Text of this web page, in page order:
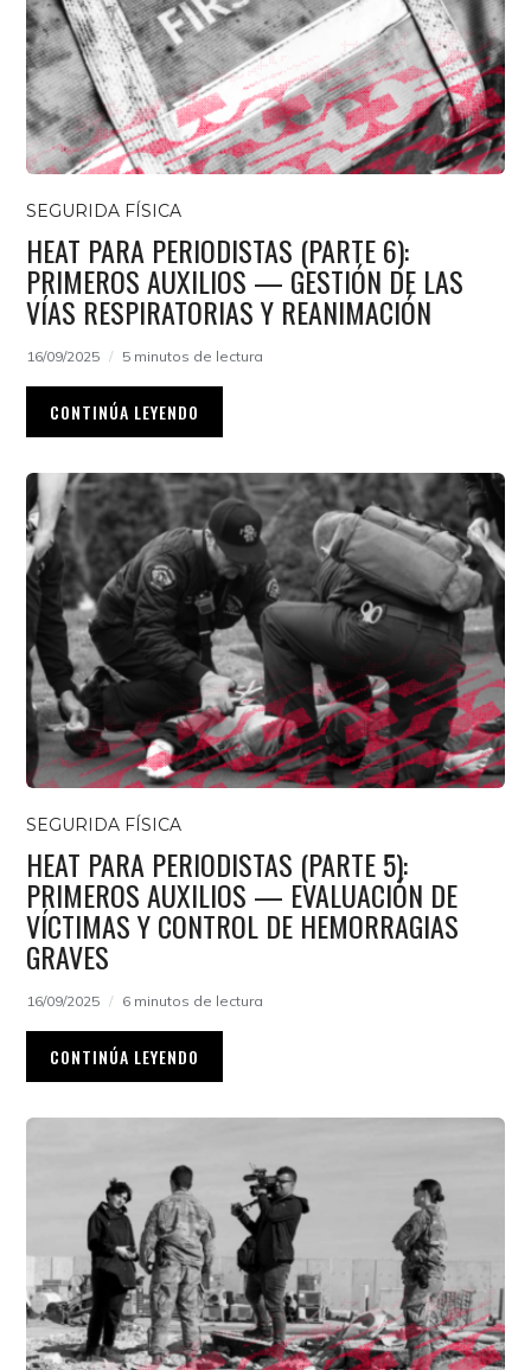
SEGURIDA FÍSICA
HEAT PARA PERIODISTAS (PARTE 6):
PRIMEROS AUXILIOS — GESTIÓN DE LAS
VÍAS RESPIRATORIAS Y REANIMACIÓN
16/09/2025 5 minutos de lectura
CONTINÚA LEYENDO
SEGURIDA FÍSICA
HEAT PARA PERIODISTAS (PARTE 5):
PRIMEROS AUXILIOS — EVALUACIÓN DE
VÍCTIMAS Y CONTROL DE HEMORRAGIAS
GRAVES
16/09/2025 6 minutos de lectura
CONTINÚA LEYENDO